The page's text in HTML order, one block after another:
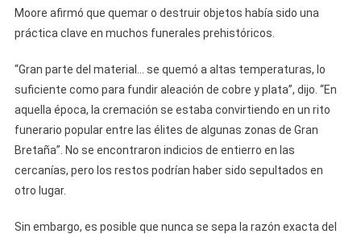
Moore afirmó que quemar o destruir objetos había sido una
práctica clave en muchos funerales prehistóricos.
“Gran parte del material… se quemó a altas temperaturas, lo
suficiente como para fundir aleación de cobre y plata”, dijo. “En
aquella época, la cremación se estaba convirtiendo en un rito
funerario popular entre las élites de algunas zonas de Gran
Bretaña”. No se encontraron indicios de entierro en las
cercanías, pero los restos podrían haber sido sepultados en
otro lugar.
Sin embargo, es posible que nunca se sepa la razón exacta del